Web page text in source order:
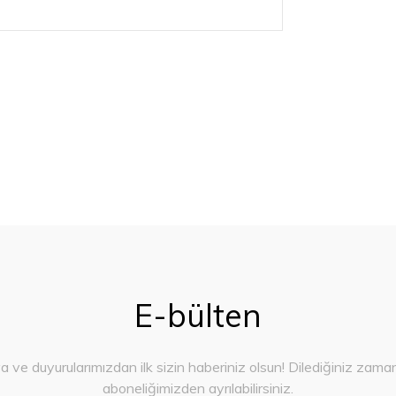
E-bülten
ve duyurularımızdan ilk sizin haberiniz olsun! Dilediğiniz
aboneliğimizden ayrılabilirsiniz.